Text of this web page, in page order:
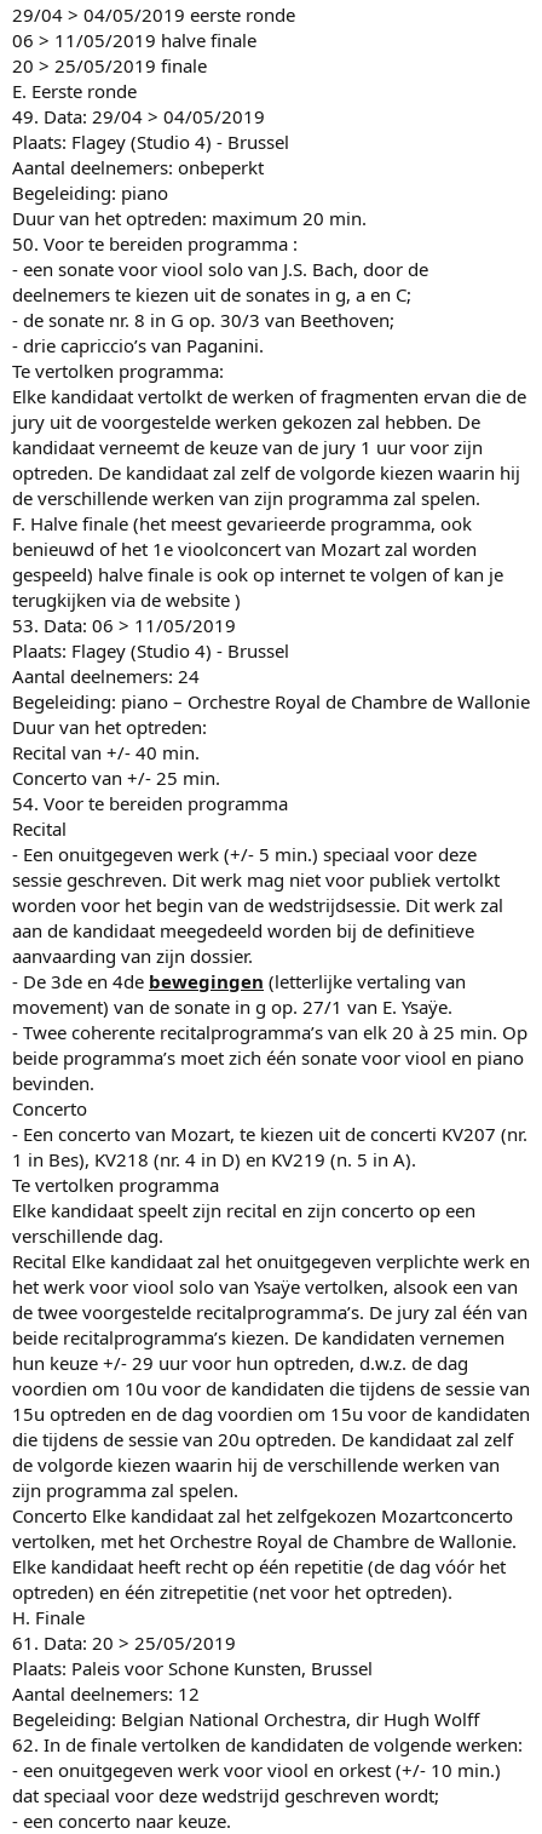
29/04 > 04/05/2019 eerste ronde
06 > 11/05/2019 halve finale
20 > 25/05/2019 finale
E. Eerste ronde
49. Data: 29/04 > 04/05/2019
Plaats: Flagey (Studio 4) - Brussel
Aantal deelnemers: onbeperkt
Begeleiding: piano
Duur van het optreden: maximum 20 min.
50. Voor te bereiden programma :
- een sonate voor viool solo van J.S. Bach, door de
deelnemers te kiezen uit de sonates in g, a en C;
- de sonate nr. 8 in G op. 30/3 van Beethoven;
- drie capriccio’s van Paganini.
Te vertolken programma:
Elke kandidaat vertolkt de werken of fragmenten ervan die de
jury uit de voorgestelde werken gekozen zal hebben. De
kandidaat verneemt de keuze van de jury 1 uur voor zijn
optreden. De kandidaat zal zelf de volgorde kiezen waarin hij
de verschillende werken van zijn programma zal spelen.
F. Halve finale (het meest gevarieerde programma, ook
benieuwd of het 1e vioolconcert van Mozart zal worden
gespeeld) halve finale is ook op internet te volgen of kan je
terugkijken via de website )
53. Data: 06 > 11/05/2019
Plaats: Flagey (Studio 4) - Brussel
Aantal deelnemers: 24
Begeleiding: piano – Orchestre Royal de Chambre de Wallonie
Duur van het optreden:
Recital van +/- 40 min.
Concerto van +/- 25 min.
54. Voor te bereiden programma
Recital
- Een onuitgegeven werk (+/- 5 min.) speciaal voor deze
sessie geschreven. Dit werk mag niet voor publiek vertolkt
worden voor het begin van de wedstrijdsessie. Dit werk zal
aan de kandidaat meegedeeld worden bij de definitieve
aanvaarding van zijn dossier.
- De 3de en 4de bewegingen (letterlijke vertaling van
movement) van de sonate in g op. 27/1 van E. Ysaÿe.
- Twee coherente recitalprogramma’s van elk 20 à 25 min. Op
beide programma’s moet zich één sonate voor viool en piano
bevinden.
Concerto
- Een concerto van Mozart, te kiezen uit de concerti KV207 (nr.
1 in Bes), KV218 (nr. 4 in D) en KV219 (n. 5 in A).
Te vertolken programma
Elke kandidaat speelt zijn recital en zijn concerto op een
verschillende dag.
Recital Elke kandidaat zal het onuitgegeven verplichte werk en
het werk voor viool solo van Ysaÿe vertolken, alsook een van
de twee voorgestelde recitalprogramma’s. De jury zal één van
beide recitalprogramma’s kiezen. De kandidaten vernemen
hun keuze +/- 29 uur voor hun optreden, d.w.z. de dag
voordien om 10u voor de kandidaten die tijdens de sessie van
15u optreden en de dag voordien om 15u voor de kandidaten
die tijdens de sessie van 20u optreden. De kandidaat zal zelf
de volgorde kiezen waarin hij de verschillende werken van
zijn programma zal spelen.
Concerto Elke kandidaat zal het zelfgekozen Mozartconcerto
vertolken, met het Orchestre Royal de Chambre de Wallonie.
Elke kandidaat heeft recht op één repetitie (de dag vóór het
optreden) en één zitrepetitie (net voor het optreden).
H. Finale
61. Data: 20 > 25/05/2019
Plaats: Paleis voor Schone Kunsten, Brussel
Aantal deelnemers: 12
Begeleiding: Belgian National Orchestra, dir Hugh Wolff
62. In de finale vertolken de kandidaten de volgende werken:
- een onuitgegeven werk voor viool en orkest (+/- 10 min.)
dat speciaal voor deze wedstrijd geschreven wordt;
- een concerto naar keuze.